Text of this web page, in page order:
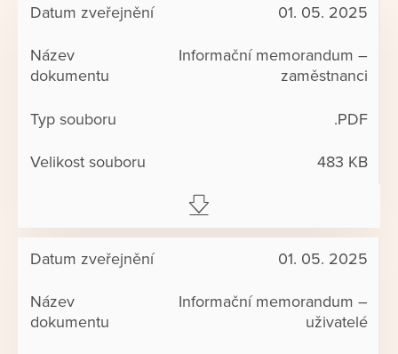
01. 05. 2025
Informační memorandum –
zaměstnanci
.PDF
483 KB
01. 05. 2025
Informační memorandum –
uživatelé